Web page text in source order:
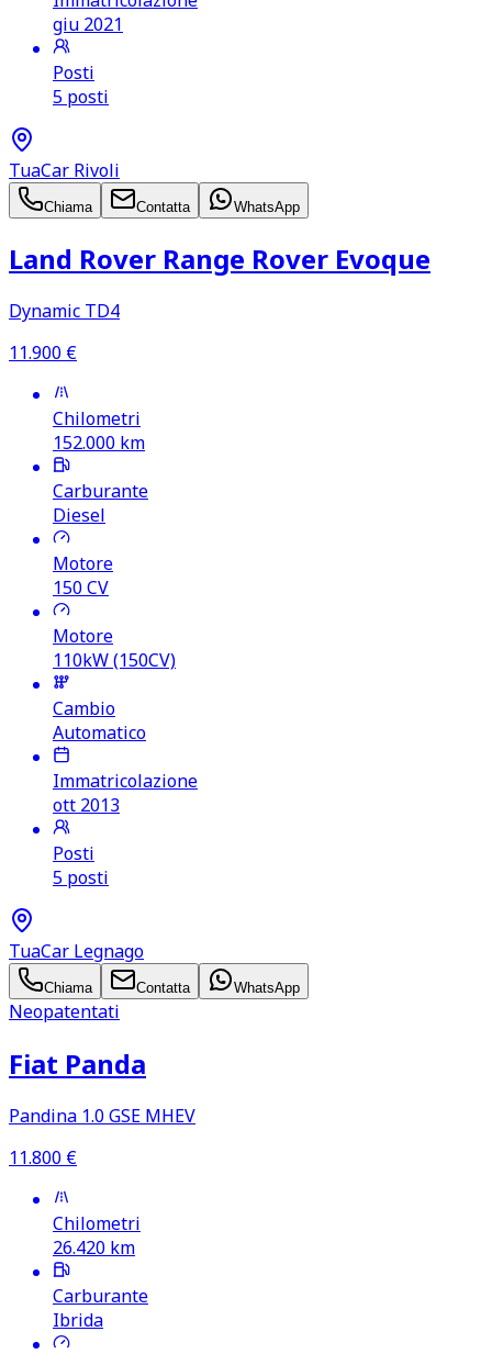
giu 2021
Posti
5 posti
TuaCar Rivoli
Chiama Contatta WhatsApp
Land Rover Range Rover Evoque
Dynamic TD4
11.900 €
Chilometri
152.000 km
Carburante
Diesel
Motore
150CV
Motore
110kW (150CV)
Cambio
Automatico
Immatricolazione
ott 2013
Posti
5 posti
TuaCar Legnago
Chiama Contatta WhatsApp
Neopatentati
Fiat Panda
Pandina 1.0 GSE MHEV
11.800 €
Chilometri
26.420 km
Carburante
Ibrida